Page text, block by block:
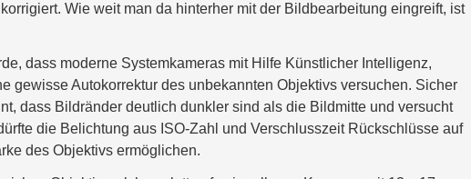
Wie weit man da hinterher mit der Bildbearbeitung eingreift, ist
dass moderne Systemkameras mit Hilfe Künstlicher Intelligenz,
Autokorrektur des unbekannten Objektivs versuchen. Sicher
dass Bildränder deutlich dunkler sind als die Bildmitte und versucht
die Belichtung aus ISO-Zahl und Verschlusszeit Rückschlüsse auf
des Objektivs ermöglichen.